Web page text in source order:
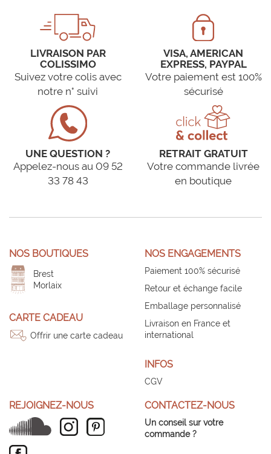
LIVRAISON PAR
COLISSIMO
Suivez votre colis avec
notre n° suivi
VISA, AMERICAN
EXPRESS, PAYPAL
Votre paiement est 100%
sécurisé
UNE QUESTION ?
Appelez-nous au 09 52
33 78 43
RETRAIT GRATUIT
Votre commande livrée
en boutique
NOS BOUTIQUES
Brest
Morlaix
CARTE CADEAU
Offrir une carte cadeau
NOS ENGAGEMENTS
Paiement 100% sécurisé
Retour et échange facile
Emballage personnalisé
Livraison en France et
international
INFOS
CGV
REJOIGNEZ-NOUS CONTACTEZ-NOUS
Un conseil sur votre
commande ?